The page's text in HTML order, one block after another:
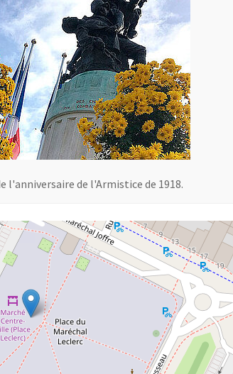
l'anniversaire de l'Armistice de 1918.